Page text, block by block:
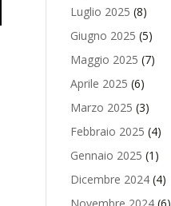
Luglio 2025 (8)
Giugno 2025 (5)
Maggio 2025 (7)
Aprile 2025 (6)
Marzo 2025 (3)
Febbraio 2025 (4)
Gennaio 2025 (1)
Dicembre 2024(4)